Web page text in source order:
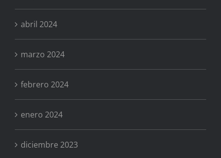
abril 2024
marzo 2024
febrero 2024
enero 2024
diciembre 2023